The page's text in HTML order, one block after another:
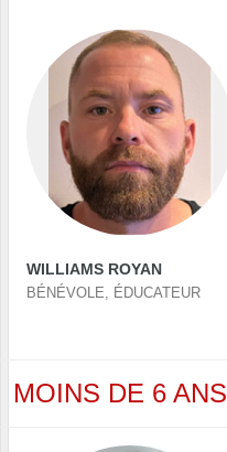
WILLIAMS ROYAN
BÉNÉVOLE, ÉDUCATEUR
MOINS DE 6 ANS